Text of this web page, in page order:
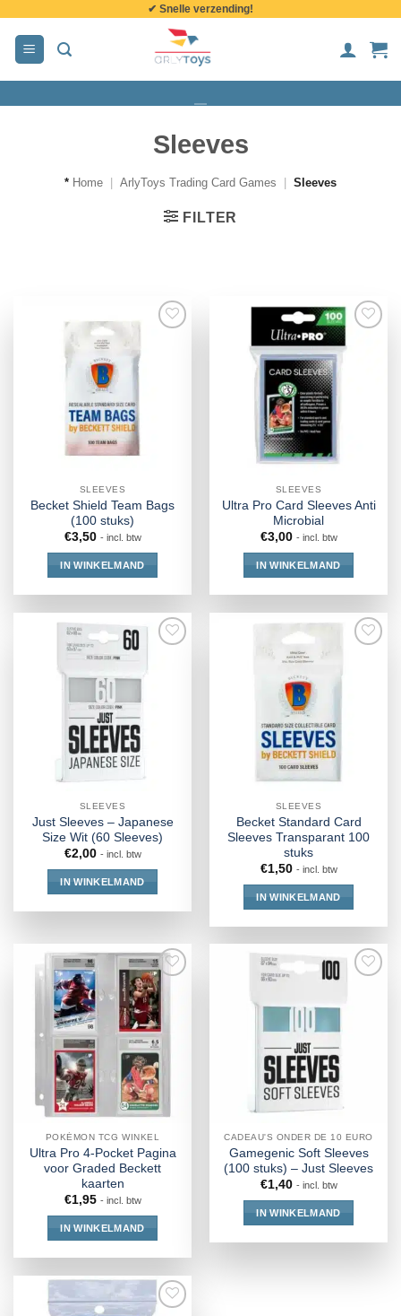
inhoud
✔ Snelle verzending!
Sleeves
* Home ArlyToys Trading Card Games Sleeves
FILTER
SLEEVES
Becket Shield Team Bags
(100 stuks)
€3,50 - incl. btw
IN WINKELMAND
SLEEVES
Ultra Pro Card Sleeves Anti
Microbial
€3,00 - incl. btw
IN WINKELMAND
SLEEVES
Just Sleeves – Japanese
Size Wit (60 Sleeves)
€2,00 - incl. btw
IN WINKELMAND
SLEEVES
Becket Standard Card
Sleeves Transparant 100
stuks
€1,50 - incl. btw
IN WINKELMAND
POKÉMON TCG WINKEL
Ultra Pro 4-Pocket Pagina
voor Graded Beckett
kaarten
€1,95 - incl. btw
IN WINKELMAND
CADEAU'S ONDER DE 10 EURO
Gamegenic Soft Sleeves
(100 stuks) – Just Sleeves
€1,40 - incl. btw
IN WINKELMAND